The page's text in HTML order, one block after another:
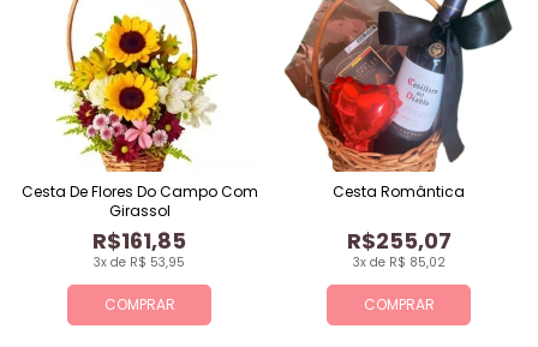
COMPRAR
3x de R$ 53,95
R$161,85
Cesta De Flores Do Campo Com
Girassol
COMPRAR
3x de R$ 85,02
R$255,07
Cesta Romântica